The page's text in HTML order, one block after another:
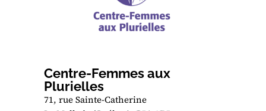
Centre-Femmes aux
Plurielles
71, rue Sainte-Catherine